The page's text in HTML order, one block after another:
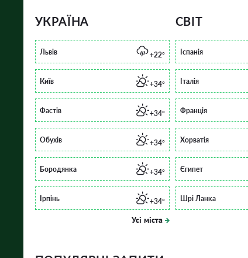
УКРАЇНА
Львів +22°
Київ +34°
Фастів +34°
Обухів +34°
Бородянка +34°
Ірпінь +34°
Усі міста
СВІТ
Іспанія
Італія
Франція
Хорватія
Єгипет
Шрі Ланка